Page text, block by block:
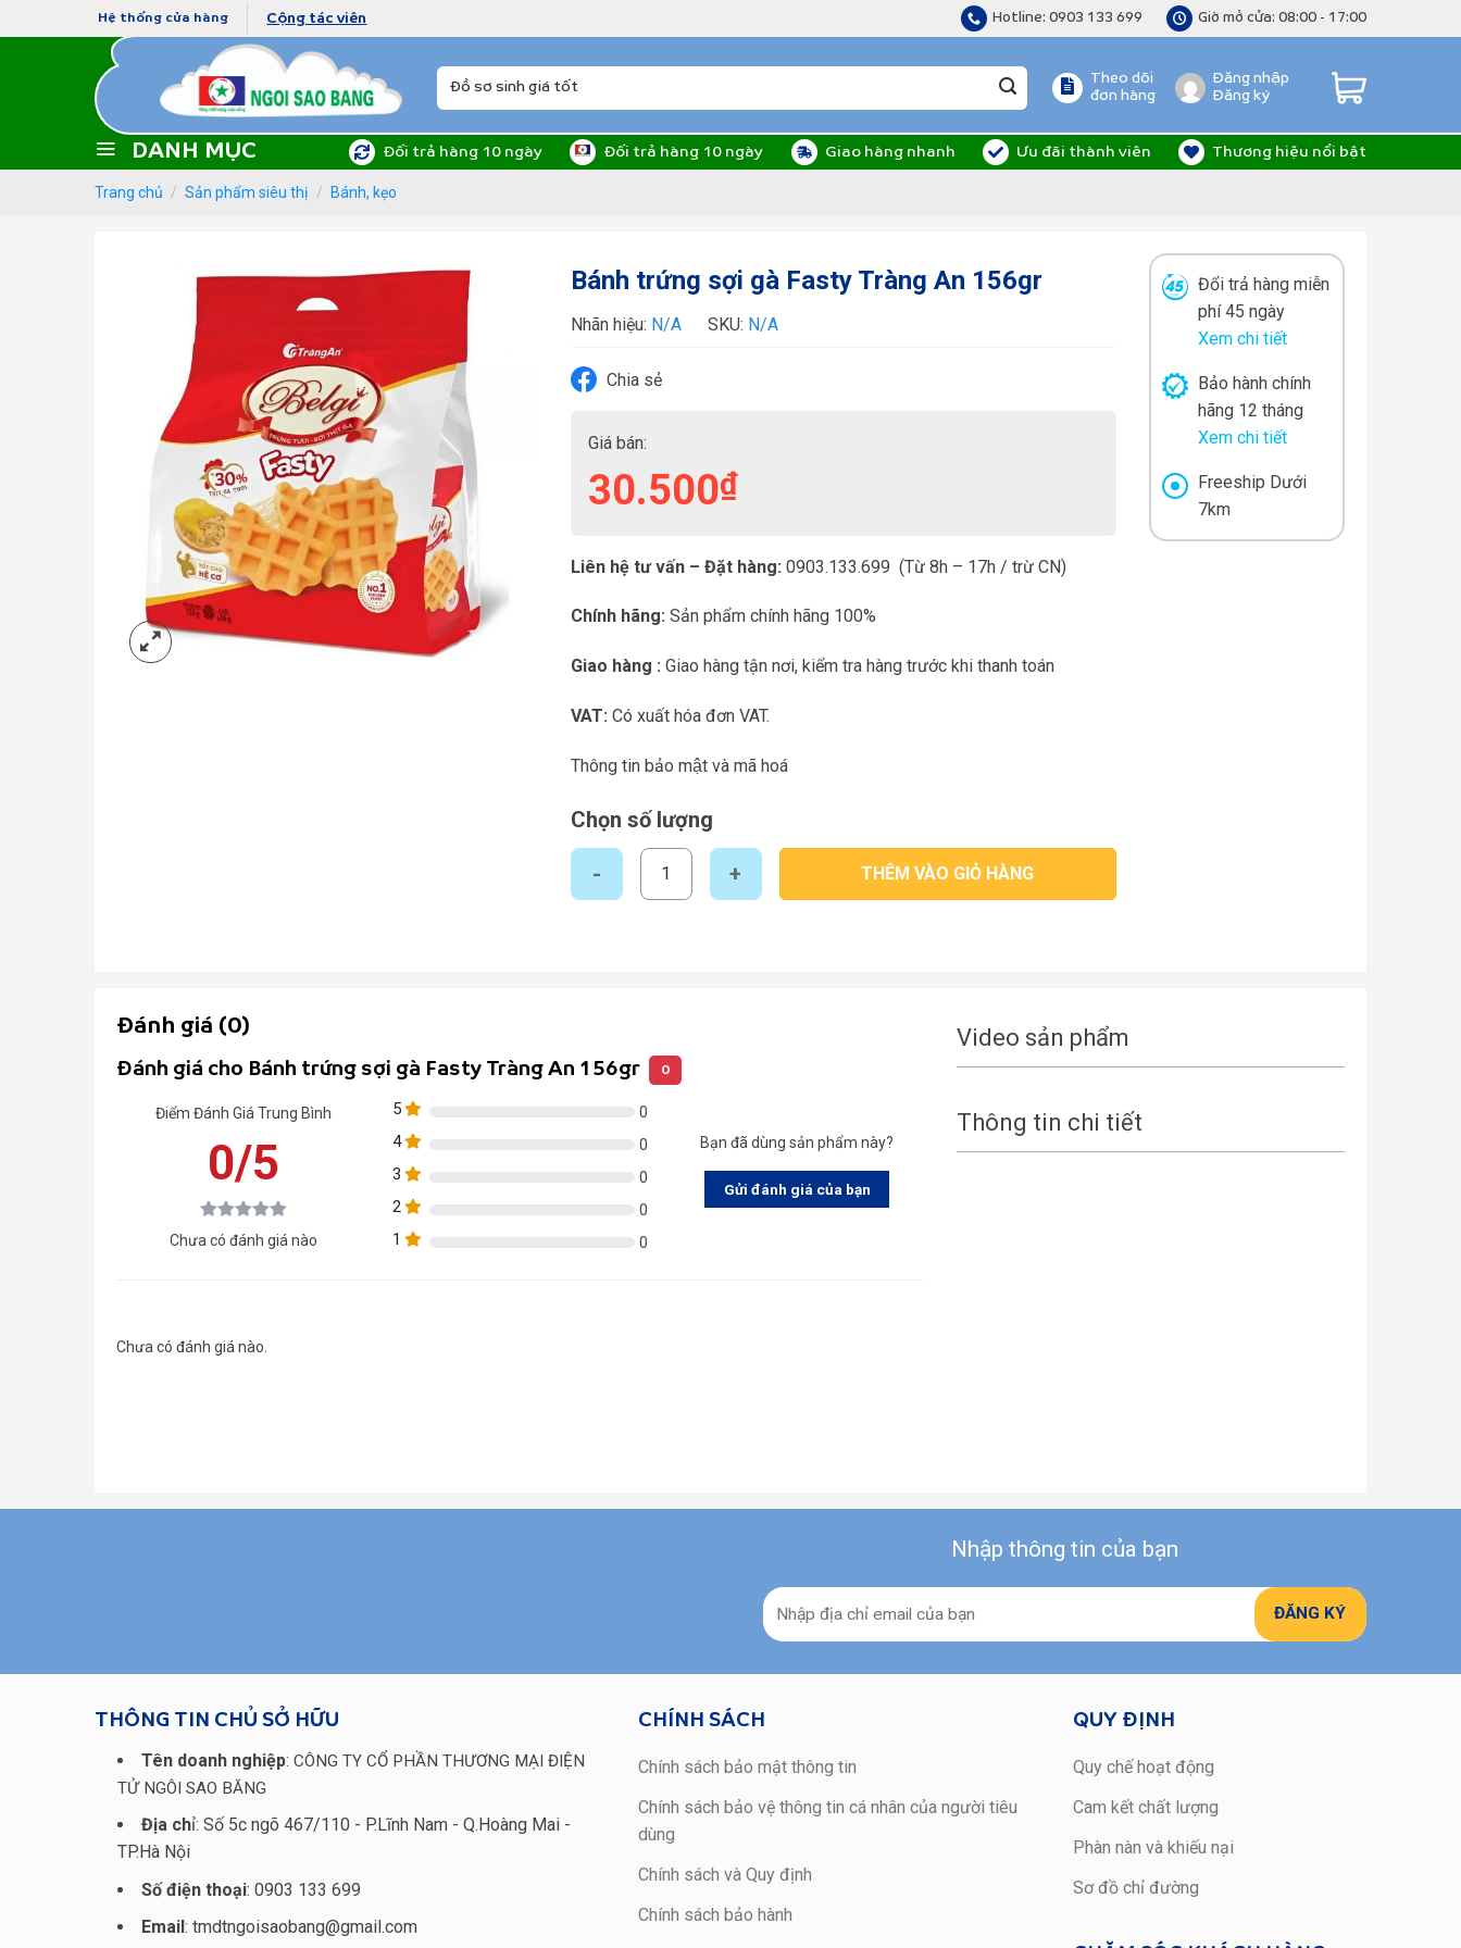
to
Hệ thống cửa hàng Cộng tác viên Hotline: 0903 133 699 Giờ mở cửa: 08:00 - 17:00
Tìm
Theo dõi
đơn hàng
Đăng nhập
Đăng ký
DANH MỤC Đối trả hàng 10 ngày Đối trả hàng 10 ngày Giao hàng nhanh Ưu đãi thành viên Thương hiệu nổi bật
Trang chủ / Sản phẩm siêu thị / Bánh, kẹo
Bánh trứng sợi gà Fasty Tràng An 156gr
Nhãn hiệu: N/A SKU: N/A
Chia sẻ
Giá bán:
30.500₫
Liên hệ tư vấn – Đặt hàng: 0903.133.699 (Từ 8h – 17h / trừ CN)
Chính hãng: Sản phẩm chính hãng 100%
Giao hàng : Giao hàng tận nơi, kiểm tra hàng trước khi thanh toán
VAT: Có xuất hóa đơn VAT.
Thông tin bảo mật và mã hoá
Chọn số lượng
Bánh trứng sợi gà Fasty Tràng An 156gr số lượng
THÊM VÀO GIỎ HÀNG
Đổi trả hàng miễn
phí 45 ngày
Xem chi tiết
Bảo hành chính
hãng 12 tháng
Xem chi tiết
Freeship Dưới
7km
Đánh giá (0)
Đánh giá cho Bánh trứng sợi gà Fasty Tràng An 156gr 0
Điểm Đánh Giá Trung Bình
0/5
Chưa có đánh giá nào
5 0
4 0
3 0
2 0
1 0
Bạn đã dùng sản phẩm này?
Gửi đánh giá của bạn
Chưa có đánh giá nào.
Video sản phẩm
Thông tin chi tiết
Nhập thông tin của bạn
THÔNG TIN CHỦ SỞ HỮU
Tên doanh nghiệp: CÔNG TY CỔ PHẦN THƯƠNG MẠI ĐIỆN
TỬ NGÔI SAO BĂNG
Địa chỉ: Số 5c ngõ 467/110 - P.Lĩnh Nam - Q.Hoàng Mai -
TP.Hà Nội
Số điện thoại: 0903 133 699
Email : tmdtngoisaobang@gmail.com
CHÍNH SÁCH
Chính sách bảo mật thông tin
Chính sách bảo vệ thông tin cá nhân của người tiêu
dùng
Chính sách và Quy định
Chính sách bảo hành
QUY ĐỊNH
Quy chế hoạt động
Cam kết chất lượng
Phàn nàn và khiếu nại
Sơ đồ chỉ đường